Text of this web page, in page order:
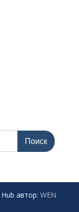
автор: WEN